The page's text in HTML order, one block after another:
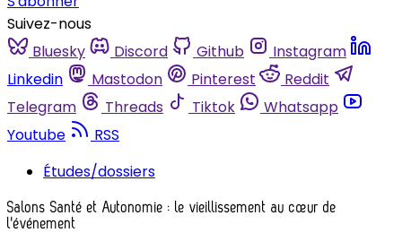
Suivez-nous
Bluesky
Discord Github
Instagram
Linkedin
Mastodon Pinterest
Reddit
Telegram
Threads Tiktok
Whatsapp
Youtube
RSS
Études/dossiers
Salons Santé et Autonomie : le vieillissement au cœur de
l'événement